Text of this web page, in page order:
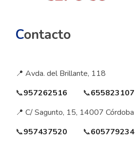
Contacto
📍 Avda. del Brillante, 118
📞957262516 📞655823107
📍 C/ Sagunto, 15, 14007 Córdoba
📞957437520 📞605779234